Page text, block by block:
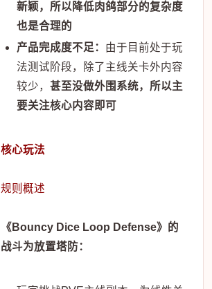
新颖，所以降低肉鸽部分的复杂度
也是合理的
产品完成度不足： 由于目前处于玩
法测试阶段，除了主线关卡外内容
较少，甚至没做外围系统，所以主
要关注核心内容即可
核心玩法
规则概述
《Bouncy Dice Loop Defense》的
战斗为放置塔防：